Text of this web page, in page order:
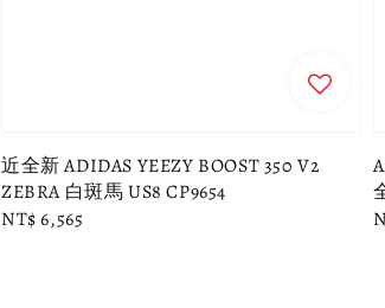
近全新 ADIDAS YEEZY BOOST 350 V2
ZEBRA 白斑馬 US8 CP9654
Regular
NT$ 6,565